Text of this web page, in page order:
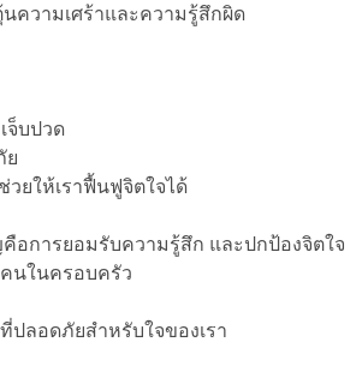
นความเศร้าและความรู้สึกผิด
จ็บปวด
ย
วยให้เราฟื้นฟูจิตใจได้
อการยอมรับความรู้สึก และปกป้องจิตใจ
นในครอบครัว
ลอดภัยสำหรับใจของเรา